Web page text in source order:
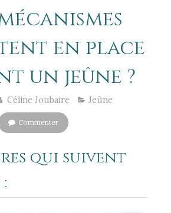
en place
un jeûne ?
Céline Joubaire Jeûne
Commenter
qui suivent